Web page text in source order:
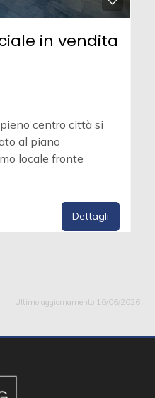
in vendita
centro città si
al piano
locale fronte
Dettagli
Ultimo aggiornamento 10/06/2026